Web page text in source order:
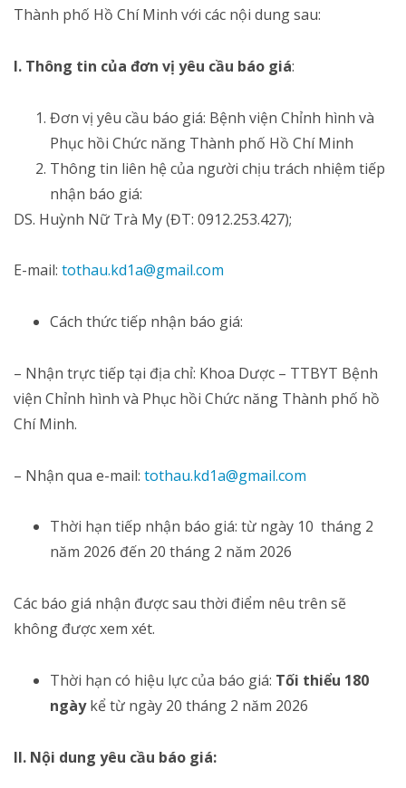
Thành phố Hồ Chí Minh với các nội dung sau:
I. Thông tin của đơn vị yêu cầu báo giá:
Đơn vị yêu cầu báo giá: Bệnh viện Chỉnh hình và
Phục hồi Chức năng Thành phố Hồ Chí Minh
Thông tin liên hệ của người chịu trách nhiệm tiếp
nhận báo giá:
DS. Huỳnh Nữ Trà My (ĐT: 0912.253.427);
E-mail: tothau.kd1a@gmail.com
Cách thức tiếp nhận báo giá:
– Nhận trực tiếp tại địa chỉ: Khoa Dược – TTBYT Bệnh
viện Chỉnh hình và Phục hồi Chức năng Thành phố hồ
Chí Minh.
– Nhận qua e-mail: tothau.kd1a@gmail.com
Thời hạn tiếp nhận báo giá: từ ngày 10 tháng 2
năm 2026 đến 20 tháng 2 năm 2026
Các báo giá nhận được sau thời điểm nêu trên sẽ
không được xem xét.
Thời hạn có hiệu lực của báo giá: Tối thiểu 180
ngàykể từ ngày 20 tháng 2 năm 2026
II. Nội dung yêu cầu báo giá: